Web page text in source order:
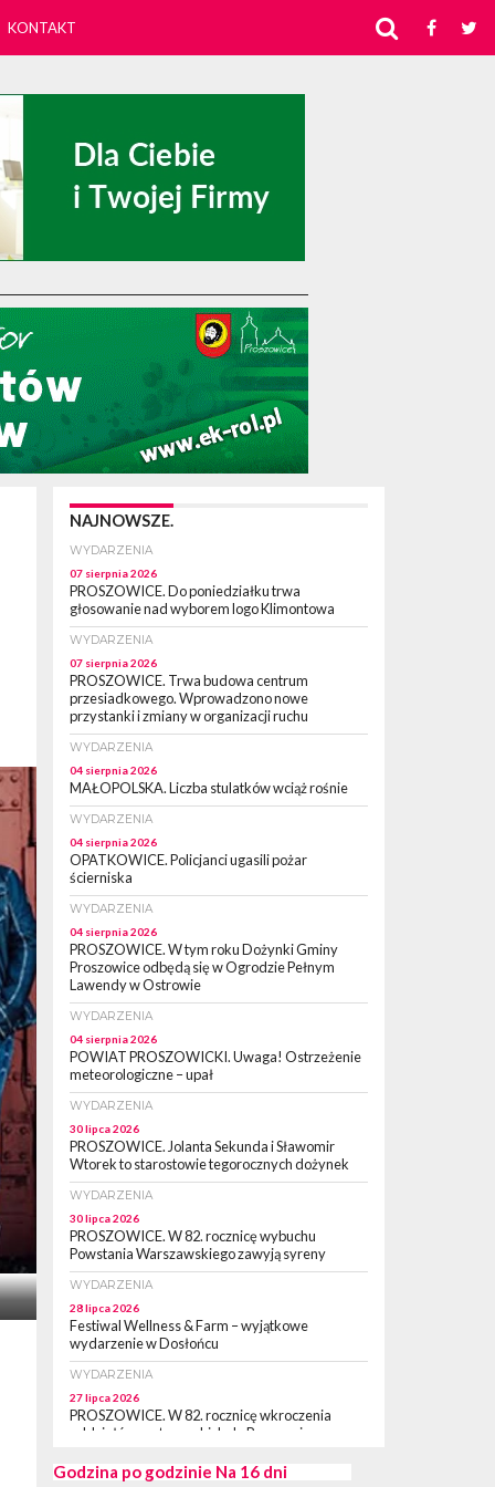
KONTAKT
NAJNOWSZE.
WYDARZENIA
07 sierpnia 2026
PROSZOWICE. Do poniedziałku trwa
głosowanie nad wyborem logo Klimontowa
WYDARZENIA
07 sierpnia 2026
PROSZOWICE. Trwa budowa centrum
przesiadkowego. Wprowadzono nowe
przystanki i zmiany w organizacji ruchu
WYDARZENIA
04 sierpnia 2026
MAŁOPOLSKA. Liczba stulatków wciąż rośnie
WYDARZENIA
04 sierpnia 2026
OPATKOWICE. Policjanci ugasili pożar
ścierniska
WYDARZENIA
04 sierpnia 2026
PROSZOWICE. W tym roku Dożynki Gminy
Proszowice odbędą się w Ogrodzie Pełnym
Lawendy w Ostrowie
WYDARZENIA
04 sierpnia 2026
POWIAT PROSZOWICKI. Uwaga! Ostrzeżenie
meteorologiczne – upał
WYDARZENIA
30 lipca 2026
PROSZOWICE. Jolanta Sekunda i Sławomir
Wtorek to starostowie tegorocznych dożynek
WYDARZENIA
30 lipca 2026
PROSZOWICE. W 82. rocznicę wybuchu
Powstania Warszawskiego zawyją syreny
WYDARZENIA
28 lipca 2026
Festiwal Wellness & Farm – wyjątkowe
wydarzenie w Dosłońcu
WYDARZENIA
27 lipca 2026
PROSZOWICE. W 82. rocznicę wkroczenia
oddziałów partyzanckich do Proszowic,
Rzeczpospolitej Partyzanckiej 1944” [ZDJĘCIA]
Godzina po godzinie Na 16 dni